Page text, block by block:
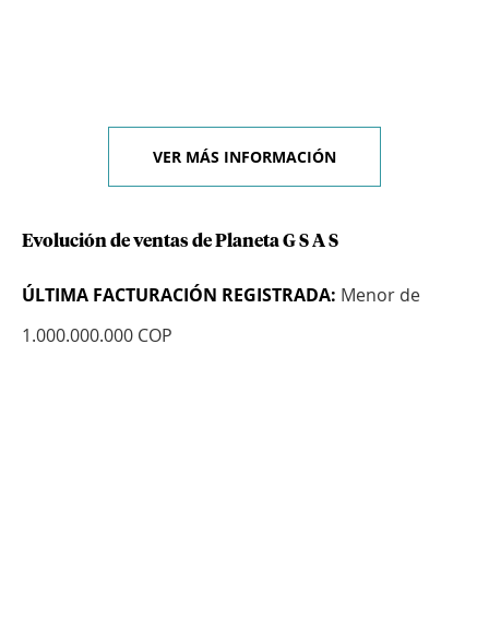
VER MÁS INFORMACIÓN
Evolución de ventas de Planeta G S A S
ÚLTIMA FACTURACIÓN REGISTRADA: Menor de
1.000.000.000 COP